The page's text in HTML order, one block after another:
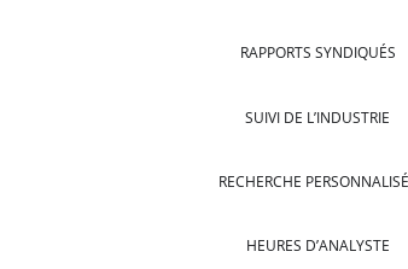
RAPPORTS SYNDIQUÉS
SUIVI DE L’INDUSTRIE
RECHERCHE
HEURES D’ANALYSTE